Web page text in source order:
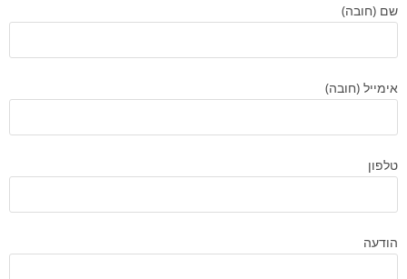
שם (חובה)
אימייל (חובה)
טלפון
הודעה